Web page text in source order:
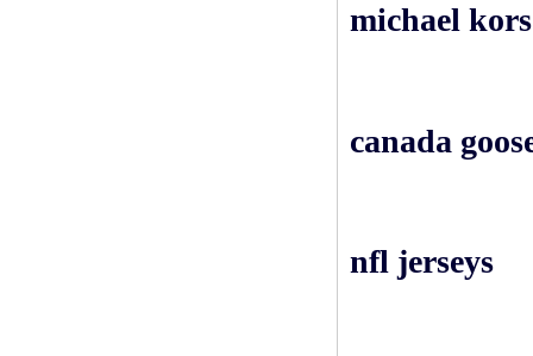
michael
canada
nfl jerseys